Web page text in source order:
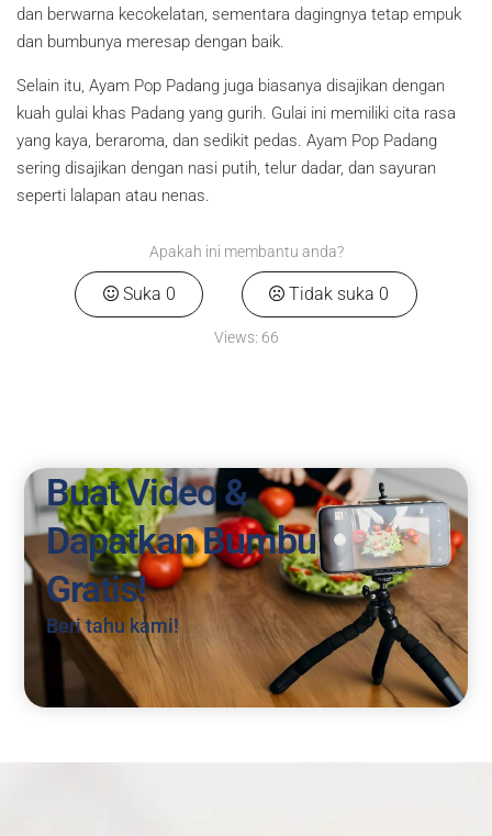
dan berwarna kecokelatan, sementara dagingnya tetap empuk
dan bumbunya meresap dengan baik.
Selain itu, Ayam Pop Padang juga biasanya disajikan dengan
kuah gulai khas Padang yang gurih. Gulai ini memiliki cita rasa
yang kaya, beraroma, dan sedikit pedas. Ayam Pop Padang
sering disajikan dengan nasi putih, telur dadar, dan sayuran
seperti lalapan atau nenas.
Apakah ini membantu anda?
Suka 0 Tidak suka 0
Views: 66
Buat Video &
Dapatkan Bumbu
Gratis!
Beri tahu kami!